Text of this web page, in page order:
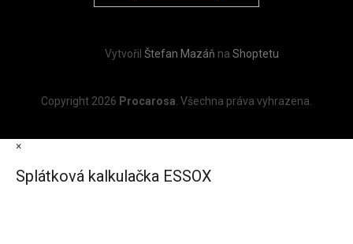
Vytvořil Štefan Mazáň na Shoptetu
Copyright 2026 Procarosa. Všechna práva vyhrazena.
×
Splátková kalkulačka ESSOX